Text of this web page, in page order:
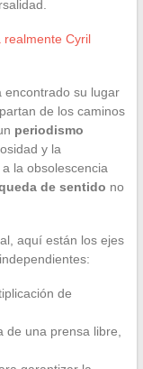
realmente Cyril
encontrado su lugar
de los caminos
periodismo
y la
la obsolescencia
de sentido no
aquí están los ejes
de
de una prensa libre,